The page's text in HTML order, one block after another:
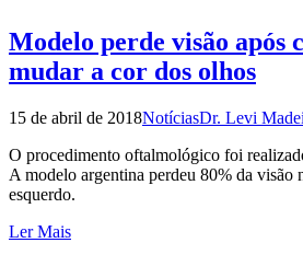
Modelo perde visão após
mudar a cor dos olhos
15 de abril de 2018NotíciasDr. Levi
O procedimento oftalmológico foi
A modelo argentina perdeu 80% da visão
esquerdo.
Ler Mais